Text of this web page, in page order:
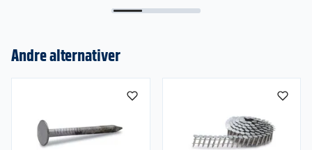
Andre alternativer
Butikker
Våre merkevarer